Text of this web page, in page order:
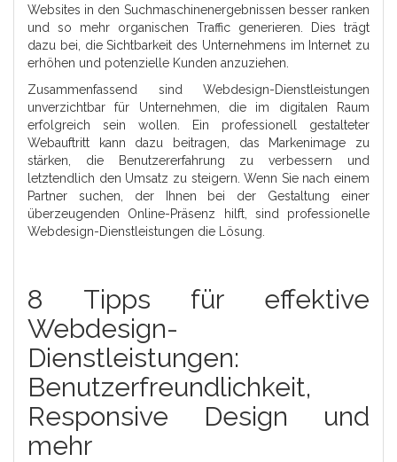
Websites in den Suchmaschinenergebnissen besser ranken
und so mehr organischen Traffic generieren. Dies trägt
dazu bei, die Sichtbarkeit des Unternehmens im Internet zu
erhöhen und potenzielle Kunden anzuziehen.
Zusammenfassend sind Webdesign-Dienstleistungen
unverzichtbar für Unternehmen, die im digitalen Raum
erfolgreich sein wollen. Ein professionell gestalteter
Webauftritt kann dazu beitragen, das Markenimage zu
stärken, die Benutzererfahrung zu verbessern und
letztendlich den Umsatz zu steigern. Wenn Sie nach einem
Partner suchen, der Ihnen bei der Gestaltung einer
überzeugenden Online-Präsenz hilft, sind professionelle
Webdesign-Dienstleistungen die Lösung.
8 Tipps für effektive
Webdesign-
Dienstleistungen:
Benutzerfreundlichkeit,
Responsive Design und
mehr